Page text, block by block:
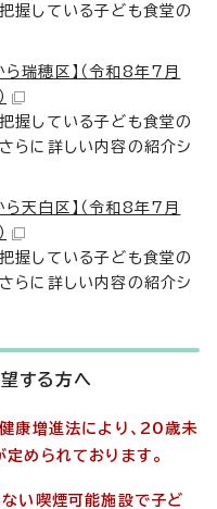
握している子ども食堂の
瑞穂区】（令和8年7月
握している子ども食堂の
らに詳しい内容の紹介シ
天白区】（令和8年7月
握している子ども食堂の
らに詳しい内容の紹介シ
する方へ
康増進法により、20歳未
められております。
い喫煙可能施設で子ど